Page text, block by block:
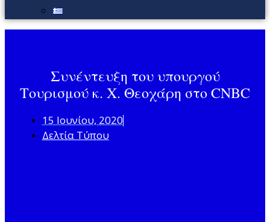
Συνέντευξη του υπουργού
Τουρισμού κ. Χ. Θεοχάρη στο CNBC
15 Ιουνίου, 2020
Δελτία Τύπου